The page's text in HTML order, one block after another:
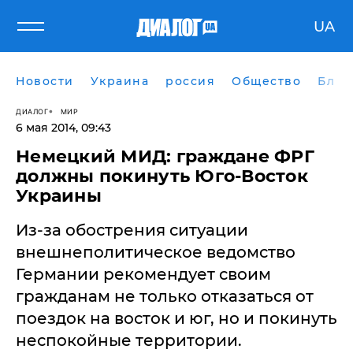
UA
Новости Украина россия Общество
ДИАЛОГ МИР
6 мая 2014, 09:43
Немецкий МИД: граждане ФРГ
должны покинуть Юго-Восток
Украины
Из-за обострения ситуации
внешнеполитическое ведомство
Германии рекомендует своим
гражданам не только отказаться от
поездок на восток и юг, но и покинуть
неспокойные территории.